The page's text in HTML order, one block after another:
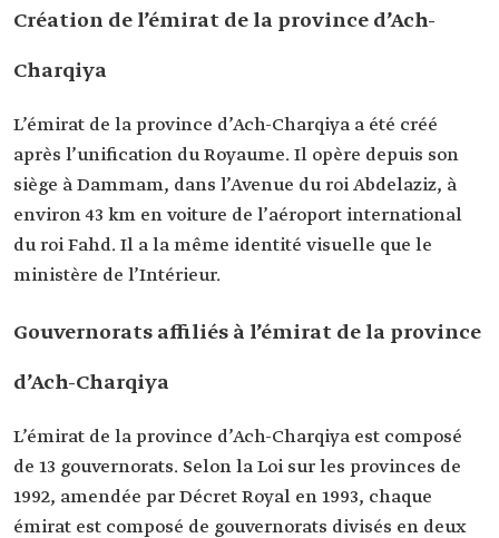
Création de l’émirat de la province d’Ach-
Charqiya
L’émirat de la province d’Ach-Charqiya a été créé
après l’unification du Royaume. Il opère depuis son
siège à Dammam, dans l’Avenue du roi Abdelaziz, à
environ 43 km en voiture de l’aéroport international
du roi Fahd. Il a la même identité visuelle que le
ministère de l’Intérieur.
Gouvernorats affiliés à l’émirat de la province
d’Ach-Charqiya
L’émirat de la province d’Ach-Charqiya est composé
de 13 gouvernorats. Selon la Loi sur les provinces de
1992, amendée par Décret Royal en 1993, chaque
émirat est composé de gouvernorats divisés en deux